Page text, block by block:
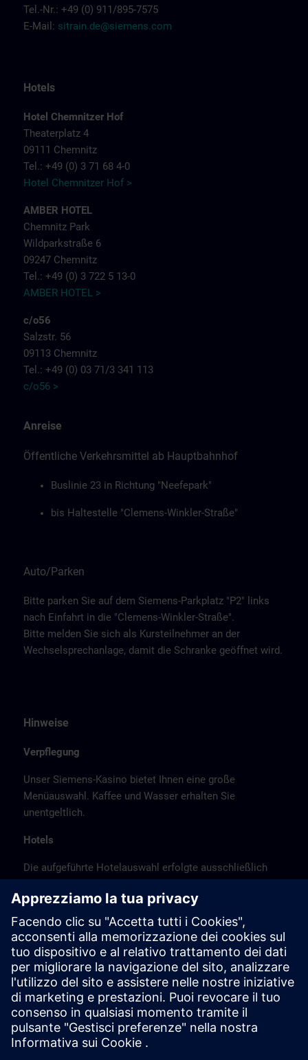
Tel.-Nr.: +49 (0) 911/895-7575
E-Mail: sitrain.de@siemens.com
Hotels
Hotel Chemnitzer Hof
Theaterplatz 4
09111 Chemnitz
Tel.: +49 (0) 3 71 68 4-0
Hotel Chemnitzer Hof >
AMBER HOTEL
Chemnitz Park
Wildparkstraße 6
09247 Chemnitz
Tel.: +49 (0) 3 722 5 13-0
AMBER HOTEL >
c/o56
Salzstr. 56
09113 Chemnitz
Tel.: +49 (0) 03 71/3 341 113
c/o56 >
Anreise
Öffentliche Verkehrsmittel ab Hauptbahnhof
Buslinie 23 in Richtung "Neefepark"
bis Haltestelle "Clemens-Winkler-Straße"
Auto/Parken
Bitte parken Sie auf dem Siemens-Parkplatz "P2" links
nach Einfahrt in die "Clemens-Winkler-Straße".
Bitte melden Sie sich als Kursteilnehmer an der
Wechselsprechanlage, damit die Schranke geöffnet wird.
Hinweise
Verpflegung
Unser Siemens-Kasino bietet Ihnen eine große
Menüauswahl. Kaffee und Wasser erhalten Sie
unentgeltlich.
Hotels
Die aufgeführte Hotelauswahl erfolgte ausschließlich
der günstigen Verkehrsanbindung zum
Veranstaltungsort.
Es handelt sich hierbei nicht um Siemens-
Vertragshotels, daher können wir für die Qualität der
Hotels keine Gewähr übernehmen.
Stornierung
Bitte stornieren Sie schriftlich.